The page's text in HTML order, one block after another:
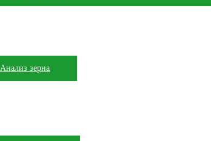
Анализ зерна